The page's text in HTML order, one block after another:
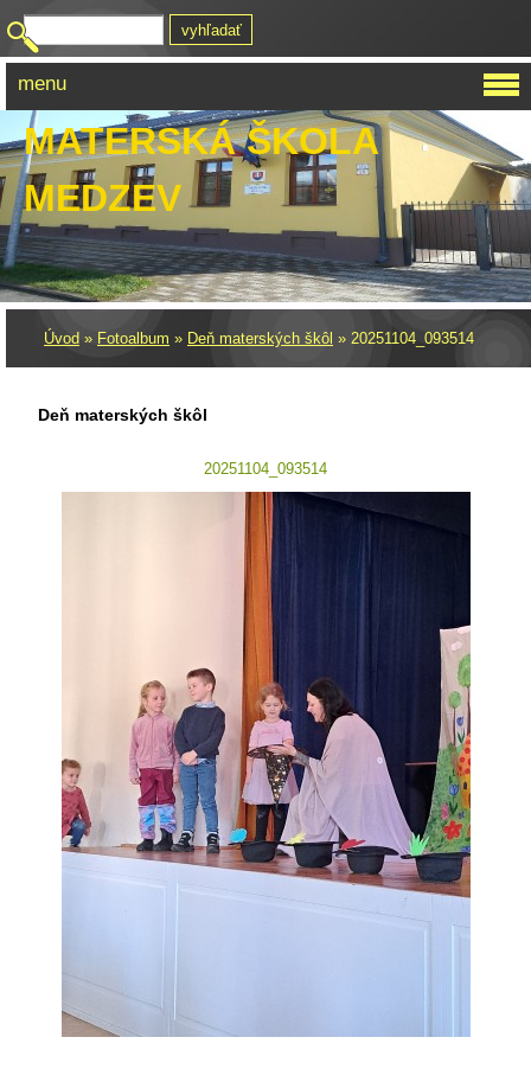
MATERSKÁ ŠKOLA
MEDZEV
Úvod » Fotoalbum » Deň materských škôl » 20251104_093514
Deň materských škôl
20251104_093514
menu